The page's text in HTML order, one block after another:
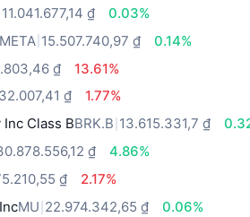
11.041.677,14 ₫
0.03%
META 15.507.740,97 ₫
0.14%
₫
13.61%
₫
1.77%
Class BBRK.B 13.615.331,7 ₫
₫
4.86%
₫
2.17%
MU 22.974.342,65 ₫
0.06%